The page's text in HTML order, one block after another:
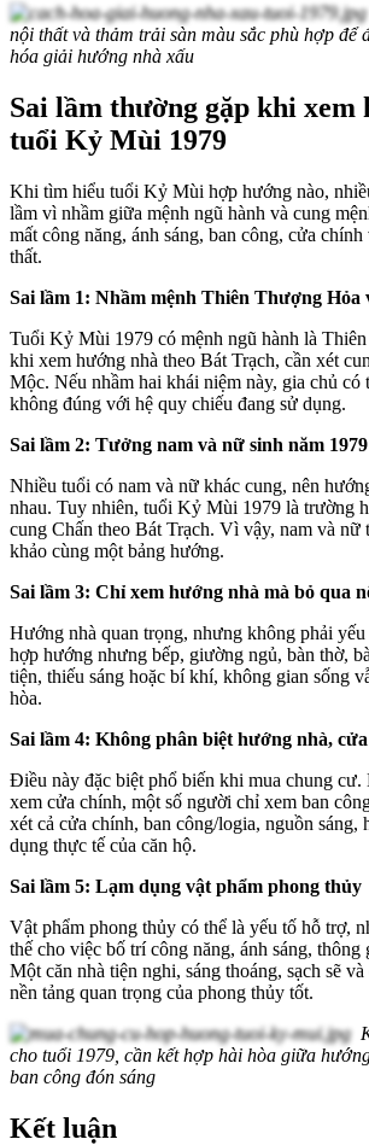
nội thất và thảm trải sàn màu sắc phù hợp để
hóa giải hướng nhà xấu
Sai lầm thường gặp khi xem
tuổi Kỷ Mùi 1979
Khi tìm hiểu tuổi Kỷ Mùi hợp hướng nào,
lầm vì nhầm giữa mệnh ngũ hành và cung
mất công năng, ánh sáng, ban công, cửa
thất.
Sai lầm 1: Nhầm mệnh Thiên Thượng Hỏa
Tuổi Kỷ Mùi 1979 có mệnh ngũ hành là
khi xem hướng nhà theo Bát Trạch, cần xét
Mộc. Nếu nhầm hai khái niệm này, gia chủ có
không đúng với hệ quy chiếu đang sử dụng.
Sai lầm 2: Tưởng nam và nữ sinh năm
Nhiều tuổi có nam và nữ khác cung, nên
nhau. Tuy nhiên, tuổi Kỷ Mùi 1979 là trường
cung Chấn theo Bát Trạch. Vì vậy, nam và nữ
khảo cùng một bảng hướng.
Sai lầm 3: Chỉ xem hướng nhà mà bỏ qua
Hướng nhà quan trọng, nhưng không phải
hợp hướng nhưng bếp, giường ngủ, bàn thờ,
tiện, thiếu sáng hoặc bí khí, không gian sống
hòa.
Sai lầm 4: Không phân biệt hướng nhà,
Điều này đặc biệt phổ biến khi mua chung
xem cửa chính, một số người chỉ xem ban
xét cả cửa chính, ban công/logia, nguồn sáng,
dụng thực tế của căn hộ.
Sai lầm 5: Lạm dụng vật phẩm phong thủy
Vật phẩm phong thủy có thể là yếu tố hỗ trợ,
thế cho việc bố trí công năng, ánh sáng, thông
Một căn nhà tiện nghi, sáng thoáng, sạch sẽ
nền tảng quan trọng của phong thủy tốt.
cho tuổi 1979, cần kết hợp hài hòa giữa
ban công đón sáng
Kết luận